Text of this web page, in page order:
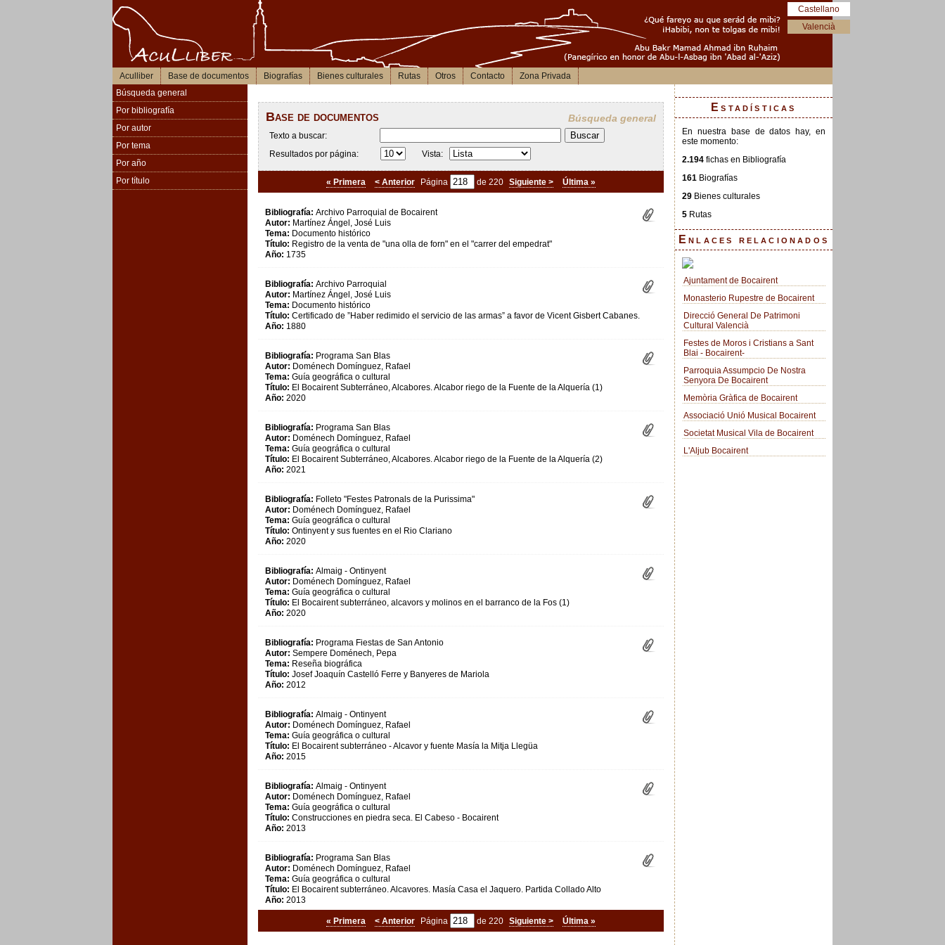
Castellano
Valencià
Aculliber Base de documentos Biografías Bienes culturales Rutas Otros Contacto
Zona Privada
Búsqueda general
Por bibliografía
Por autor
Por tema
Por año
Por título
Base de documentos Búsqueda general
Texto a buscar:
Resultados por página:
Vista:
« Primera < Anterior Página de 220 Siguiente > Última »
Bibliografía: Archivo Parroquial de Bocairent
Autor: Martínez Ángel, José Luis
Tema: Documento histórico
Título: Registro de la venta de "una olla de forn" en el "carrer del empedrat"
Año: 1735
Bibliografía: Archivo Parroquial
Autor: Martínez Ángel, José Luis
Tema: Documento histórico
Título: Certificado de ”Haber redimido el servicio de las armas” a favor de Vicent Gisbert Cabanes.
Año: 1880
Bibliografía: Programa San Blas
Autor: Doménech Domínguez, Rafael
Tema: Guía geográfica o cultural
Título: El Bocairent Subterráneo, Alcabores. Alcabor riego de la Fuente de la Alquería (1)
Año: 2020
Bibliografía: Programa San Blas
Autor: Doménech Domínguez, Rafael
Tema: Guía geográfica o cultural
Título: El Bocairent Subterráneo, Alcabores. Alcabor riego de la Fuente de la Alquería (2)
Año: 2021
Bibliografía: Folleto "Festes Patronals de la Purissima"
Autor: Doménech Domínguez, Rafael
Tema: Guía geográfica o cultural
Título: Ontinyent y sus fuentes en el Rio Clariano
Año: 2020
Bibliografía: Almaig - Ontinyent
Autor: Doménech Domínguez, Rafael
Tema: Guía geográfica o cultural
Título: El Bocairent subterráneo, alcavors y molinos en el barranco de la Fos (1)
Año: 2020
Bibliografía: Programa Fiestas de San Antonio
Autor: Sempere Doménech, Pepa
Tema: Reseña biográfica
Título: Josef Joaquín Castelló Ferre y Banyeres de Mariola
Año: 2012
Bibliografía: Almaig - Ontinyent
Autor: Doménech Domínguez, Rafael
Tema: Guía geográfica o cultural
Título: El Bocairent subterráneo - Alcavor y fuente Masía la Mitja Llegüa
Año: 2015
Bibliografía: Almaig - Ontinyent
Autor: Doménech Domínguez, Rafael
Tema: Guía geográfica o cultural
Título: Construcciones en piedra seca. El Cabeso - Bocairent
Año: 2013
Bibliografía: Programa San Blas
Autor: Doménech Domínguez, Rafael
Tema: Guía geográfica o cultural
Título: El Bocairent subterráneo. Alcavores. Masía Casa el Jaquero. Partida Collado Alto
Año: 2013
« Primera < Anterior Página de 220 Siguiente > Última »
Estadísticas
En nuestra base de datos hay, en
este momento:
2.194 fichas en Bibliografía
161 Biografías
29 Bienes culturales
5 Rutas
Enlaces relacionados
Ajuntament de Bocairent
Monasterio Rupestre de Bocairent
Direcció General De Patrimoni
Cultural Valencià
Festes de Moros i Cristians a Sant
Blai - Bocairent-
Parroquia Assumpcio De Nostra
Senyora De Bocairent
Memòria Gràfica de Bocairent
Associació Unió Musical Bocairent
Societat Musical Vila de Bocairent
L'Aljub Bocairent